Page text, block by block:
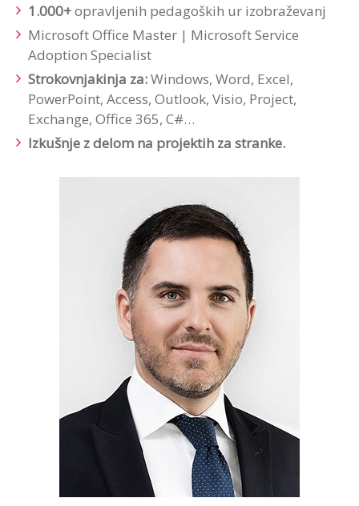
1.000+opravljenih pedagoških ur izobraževanj​
Microsoft Office Master | Microsoft Service
Adoption Specialist ​
Strokovnjakinja za:Windows, Word, Excel,
PowerPoint, Access, Outlook, Visio, Project,
Exchange, Office 365, C#…​
Izkušnje z delom na projektih za stranke.